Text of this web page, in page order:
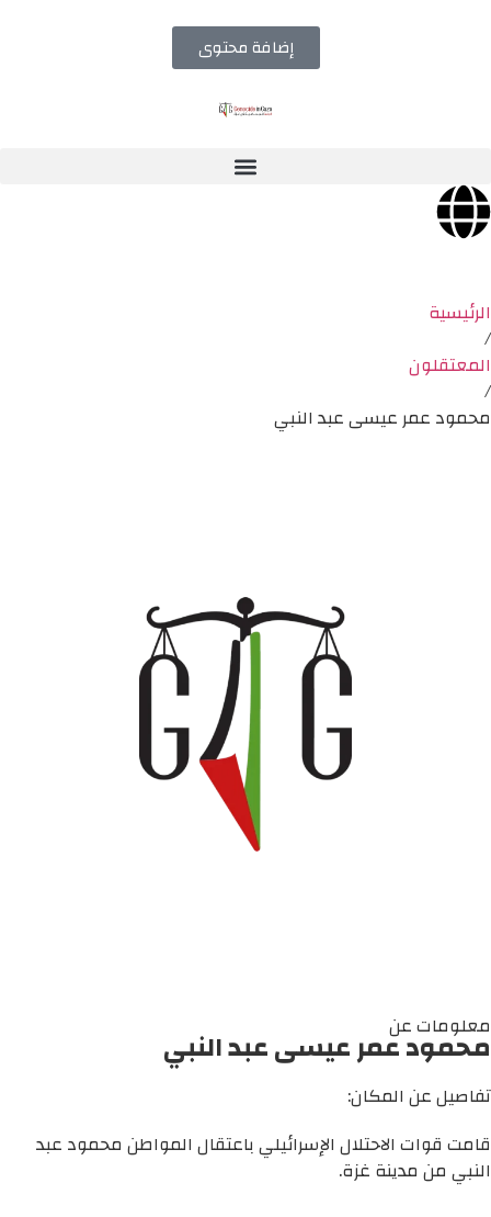
إضافة محتوى
الرئيسية
/
المعتقلون
/
محمود عمر عيسى عبد النبي
معلومات عن
محمود عمر عيسى عبد النبي
تفاصيل عن المكان:
قامت قوات الاحتلال الإسرائيلي باعتقال المواطن محمود عبد
النبي من مدينة غزة.